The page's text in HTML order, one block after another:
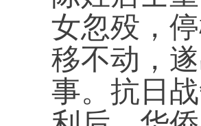
女忽殁，
移不动，
事。抗日